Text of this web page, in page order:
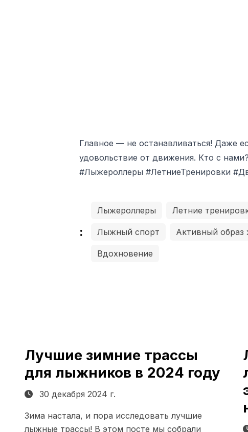
Главное — не останавливаться! Даже
удовольствие от движения. Кто с нами?
#Лыжероллеры #ЛетниеТренировки
:
Лыжероллеры Летние
Лыжный спорт Активный образ
Вдохновение
Лучшие зимние трассы
для лыжников в 2024 году
30 декабря 2024 г.
Зима настала, и пора исследовать лучшие
лыжные трассы! В этом посте мы собрали